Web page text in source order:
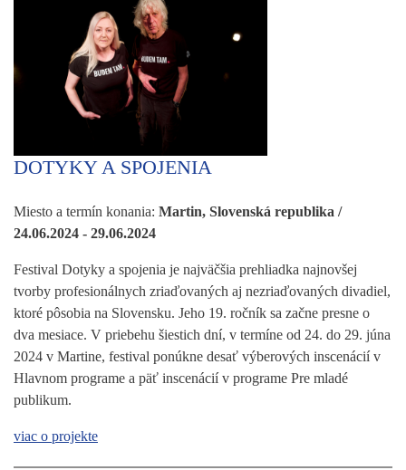
DOTYKY A SPOJENIA
Miesto a termín konania: Martin, Slovenská republika /
24.06.2024 - 29.06.2024
Festival Dotyky a spojenia je najväčšia prehliadka najnovšej
tvorby profesionálnych zriaďovaných aj nezriaďovaných divadiel,
ktoré pôsobia na Slovensku. Jeho 19. ročník sa začne presne o
dva mesiace. V priebehu šiestich dní, v termíne od 24. do 29. júna
2024 v Martine, festival ponúkne desať výberových inscenácií v
Hlavnom programe a päť inscenácií v programe Pre mladé
publikum.
viac o projekte